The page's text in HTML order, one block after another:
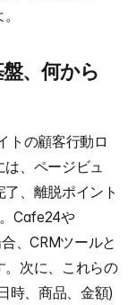
、何から
トの顧客行動ロ
、ページビュ
、離脱ポイント
Cafe24や
、CRMツールと
。次に、これらの
時、商品、金額)